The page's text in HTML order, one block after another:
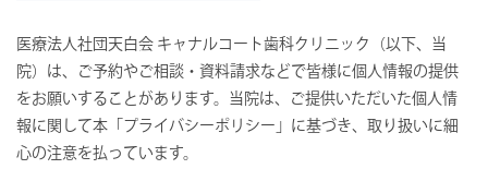
医療法人社団天白会 キャナルコート歯科クリニック（以下、当
院）は、ご予約やご相談・資料請求などで皆様に個人情報の提供
をお願いすることがあります。当院は、ご提供いただいた個人情
報に関して本「プライバシーポリシー」に基づき、取り扱いに細
心の注意を払っています。